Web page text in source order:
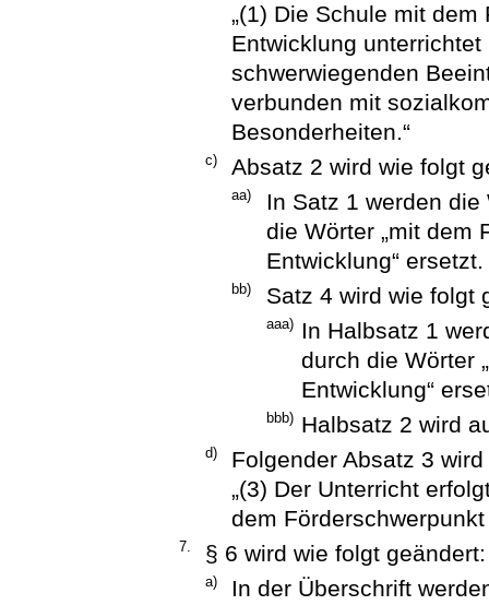
„(1) Die Schule mit
Entwicklung
schwerwiegenden
verbunden mit
Besonderheiten.“
c) Absatz 2 wird wie folgt
aa)
In Satz 1 werden die
die Wörter „mit dem
Entwicklung“ ersetzt.
bb) Satz 4 wird wie folgt
aaa) In Halbsatz 1
durch die Wörter
Entwicklung“
bbb) Halbsatz 2 wird
d)
Folgender Absatz 3
„(3) Der Unterricht
dem
7. § 6 wird wie folgt geändert:
a)
In der Überschrift